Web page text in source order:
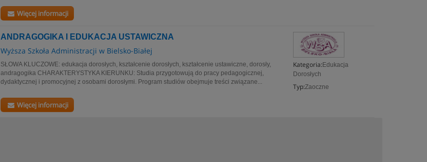
Więcej informacji
ANDRAGOGIKA I EDUKACJA USTAWICZNA
Wyższa Szkoła Administracji w Bielsko-Białej
Kategoria: Edukacja
Dorosłych
Typ:Zaoczne
SŁOWA KLUCZOWE: edukacja dorosłych, kształcenie dorosłych, kształcenie ustawiczne, dorosły,
andragogika CHARAKTERYSTYKA KIERUNKU: Studia przygotowują do pracy pedagogicznej,
dydaktycznej i promocyjnej z osobami dorosłymi. Program studiów obejmuje treści związane...
Więcej informacji